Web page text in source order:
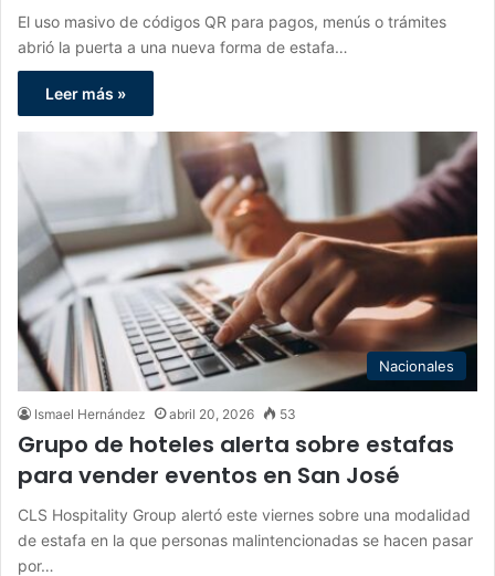
El uso masivo de códigos QR para pagos, menús o trámites
abrió la puerta a una nueva forma de estafa…
Leer más »
Nacionales
Ismael Hernández abril 20, 2026 53
Grupo de hoteles alerta sobre estafas
para vender eventos en San José
CLS Hospitality Group alertó este viernes sobre una modalidad
de estafa en la que personas malintencionadas se hacen pasar
por…